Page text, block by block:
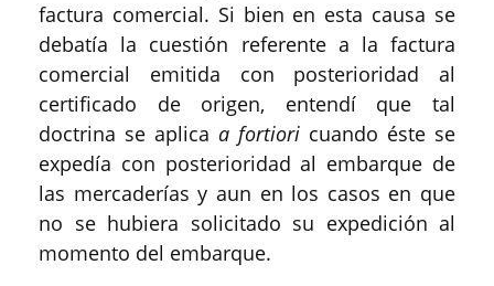
factura comercial. Si bien en esta causa se
debatía la cuestión referente a la factura
comercial emitida con posterioridad al
certificado de origen, entendí que tal
doctrina se aplica a fortiori cuando éste se
expedía con posterioridad al embarque de
las mercaderías y aun en los casos en que
no se hubiera solicitado su expedición al
momento del embarque.